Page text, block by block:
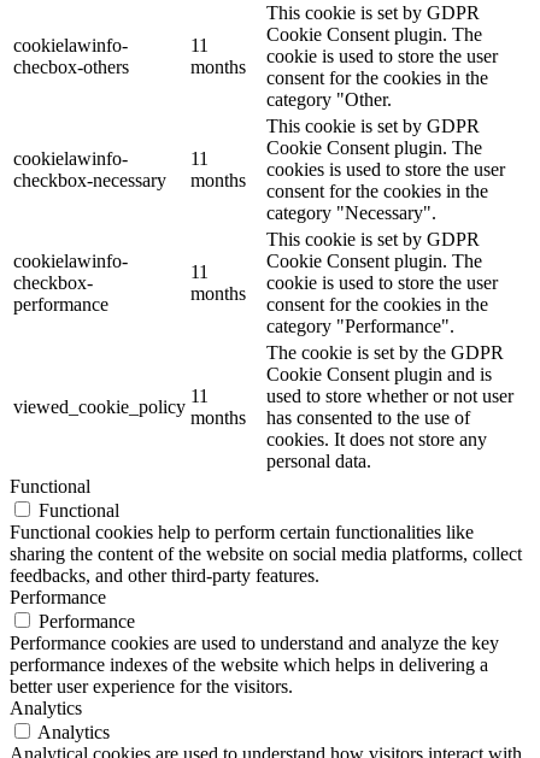
cookielawinfo-
checbox-others
11
months
This cookie is set by GDPR
Cookie Consent plugin. The
cookie is used to store the user
consent for the cookies in the
category "Other.
cookielawinfo-
checkbox-necessary
11
months
This cookie is set by GDPR
Cookie Consent plugin. The
cookies is used to store the user
consent for the cookies in the
category "Necessary".
cookielawinfo-
checkbox-
performance
11
months
This cookie is set by GDPR
Cookie Consent plugin. The
cookie is used to store the user
consent for the cookies in the
category "Performance".
viewed_cookie_policy
11
months
The cookie is set by the GDPR
Cookie Consent plugin and is
used to store whether or not user
has consented to the use of
cookies. It does not store any
personal data.
Functional
Functional
Functional cookies help to perform certain functionalities like
sharing the content of the website on social media platforms, collect
feedbacks, and other third-party features.
Performance
Performance
Performance cookies are used to understand and analyze the key
performance indexes of the website which helps in delivering a
better user experience for the visitors.
Analytics
Analytics
Analytical cookies are used to understand how visitors interact with